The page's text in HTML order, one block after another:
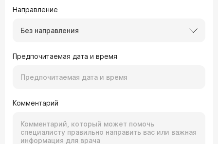
Направление
Без направления
Предпочитаемая дата и время
Комментарий